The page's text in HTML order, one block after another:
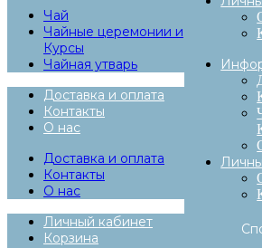
Чай
Чайные церемонии и
Курсы
Чайная утварь
Доставка и оплата
Контакты
О нас
Доставка и оплата
Контакты
О нас
Личный кабинет
Корзина